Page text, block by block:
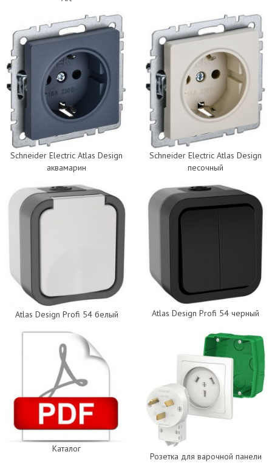
Schneider Electric Atlas Design
аквамарин
Schneider Electric Atlas Design
песочный
Atlas Design Profi 54 белый Atlas Design Profi 54 черный
Каталог
Розетка для варочной панели